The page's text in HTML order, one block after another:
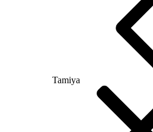
Tamiya